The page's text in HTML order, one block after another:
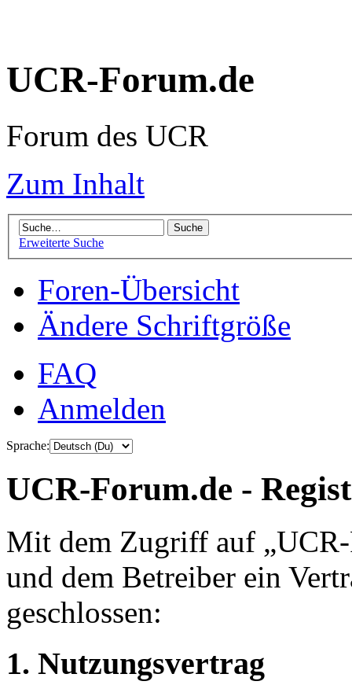
UCR-Forum.de
Forum des UCR
Zum Inhalt
Erweiterte Suche
Foren-Übersicht
Ändere Schriftgröße
FAQ
Anmelden
Sprache:
UCR-Forum.de -
Mit dem Zugriff auf
und dem Betreiber ein
geschlossen:
1. Nutzungsvertrag